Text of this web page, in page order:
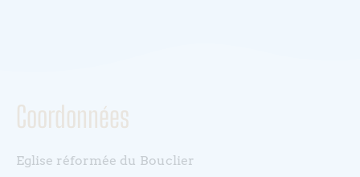
Coordonnées
Eglise réformée du Bouclier